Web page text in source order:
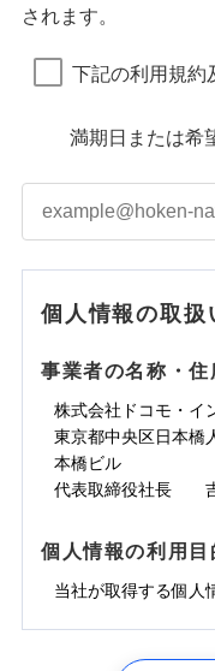
されます。
下記の利用規約
満期日または希
個人情報の取扱
事業者の名称・住
株式会社ドコモ・イ
東京都中央区日本
本橋ビル
代表取締役社長
個人情報の利用目
当社が取得する個人